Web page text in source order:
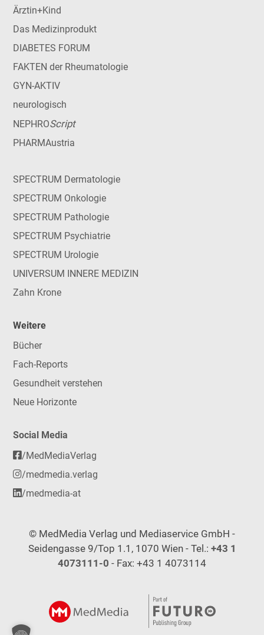
Ärztin+Kind
Das Medizinprodukt
DIABETES FORUM
FAKTEN der Rheumatologie
GYN-AKTIV
neurologisch
NEPHROScript
PHARMAustria
SPECTRUM Dermatologie
SPECTRUM Onkologie
SPECTRUM Pathologie
SPECTRUM Psychiatrie
SPECTRUM Urologie
UNIVERSUM INNERE MEDIZIN
Zahn Krone
Weitere
Bücher
Fach-Reports
Gesundheit verstehen
Neue Horizonte
Social Media
/MedMediaVerlag
/medmedia.verlag
/medmedia-at
© MedMedia Verlag und Mediaservice GmbH -
Seidengasse 9/Top 1.1, 1070 Wien - Tel.: +43 1
4073111-0 - Fax: +43 1 4073114